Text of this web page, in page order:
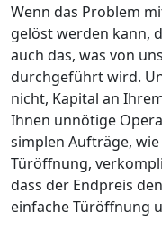
Wenn das Problem
gelöst werden kann,
auch das, was von
durchgeführt wird.
nicht, Kapital an
Ihnen unnötige
simplen Aufträge,
Türöffnung,
dass der Endpreis
einfache Türöffnung